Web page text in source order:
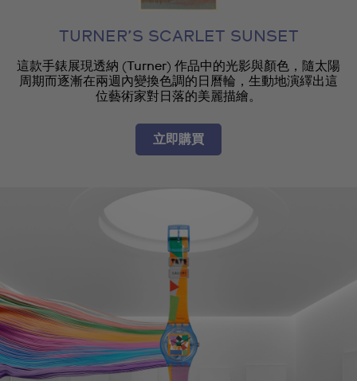
TURNER’S SCARLET SUNSET
這款手錶展現透納 (Turner) 作品中的光影與顏色，隨太陽
周期而逐漸在兩週內變換色調的日曆輪，生動地演繹出這
位藝術家對日落的美麗描繪。
立即購買